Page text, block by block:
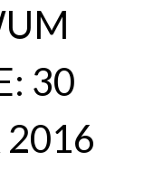
30
2016